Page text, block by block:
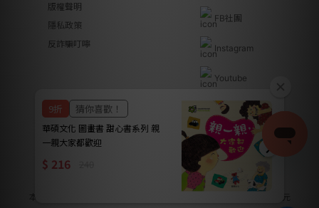
版權聲明
隱私政策
反詐騙叮嚀
FB社團
Instagram
Youtube
Line@
優迪國際股份有限公司 | YODEE INTERNATIONAL CO., LTD
法律顧問｜瀛睿律師事務所 Copyright 2024 © YODEE優迪